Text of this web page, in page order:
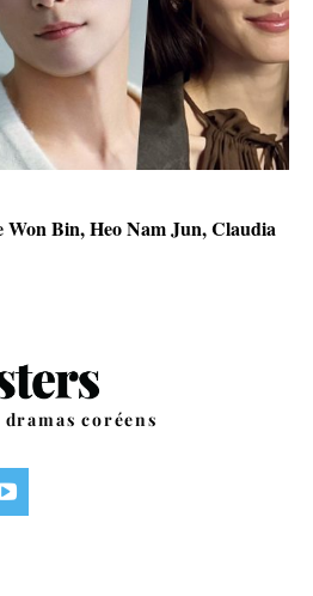
Won Bin, Heo Nam Jun, Claudia
coréens